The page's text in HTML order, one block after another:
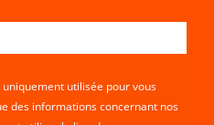
utilisée pour vous
des informations concernant nos